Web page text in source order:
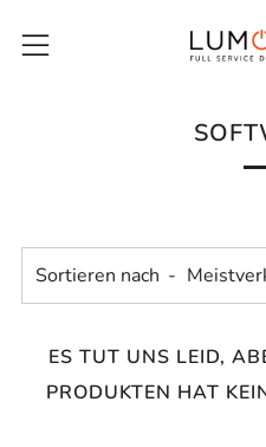
Menü
Sortieren nach
ES TUT UNS LEID,
PRODUKTEN HAT